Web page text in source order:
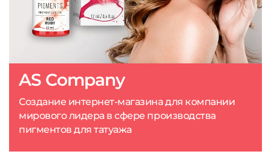
AS Company
Создание интернет-магазина для компании
мирового лидера в сфере производства
пигментов для татуажа